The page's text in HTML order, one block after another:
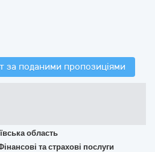
за поданими пропозиціями
область
та страхові послуги